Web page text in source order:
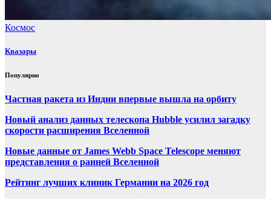
Космос
Квазары
Популярно
Частная ракета из Индии впервые вышла на орбиту
Новый анализ данных телескопа Hubble усилил загадку
скорости расширения Вселенной
Новые данные от James Webb Space Telescope меняют
представления о ранней Вселенной
Рейтинг лучших клиник Германии на 2026 год